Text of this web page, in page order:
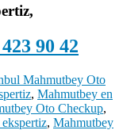
90 42
Mahmutbey Oto
, Mahmutbey en
Oto Checkup,
, Mahmutbey